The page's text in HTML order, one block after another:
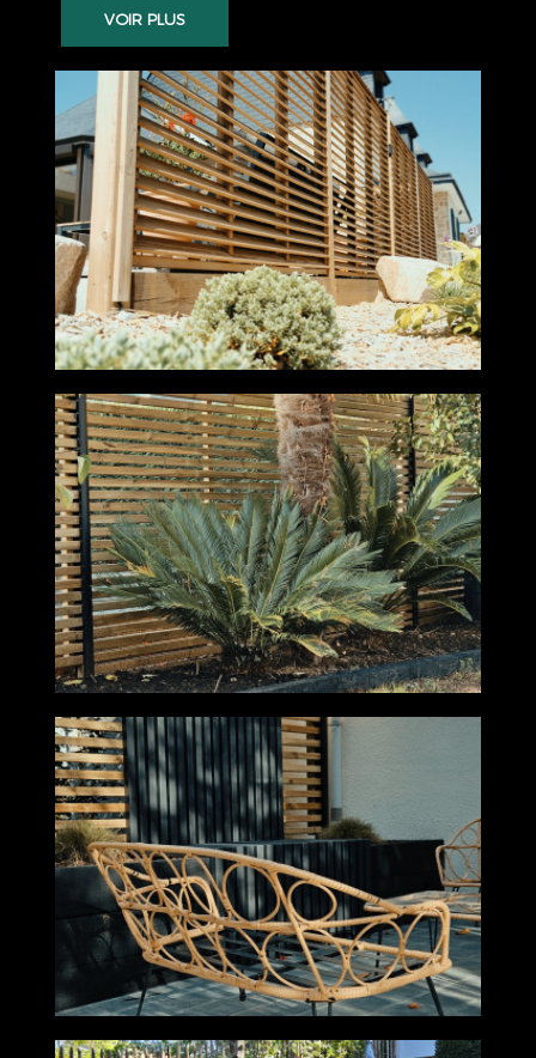
VOIR PLUS